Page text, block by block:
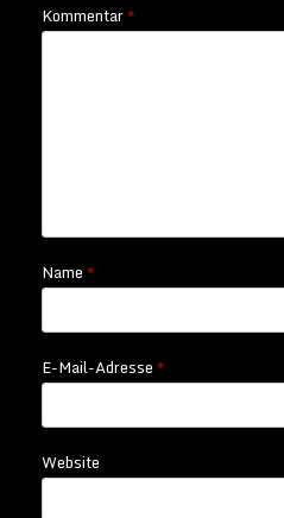
Kommentar*
Name*
E-Mail-Adresse*
Website